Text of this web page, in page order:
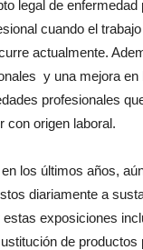
legal de enfermedad
cuando el
actualmente.
y una mejora
profesionales
con origen laboral.
los últimos años,
diariamente a
exposiciones
de